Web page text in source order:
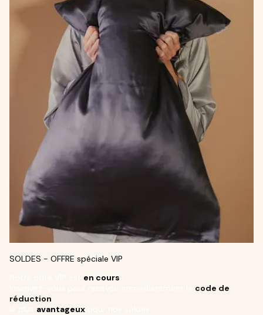
SOLDES - OFFRE spéciale VIP
en cours
code de
réduction
avantageux